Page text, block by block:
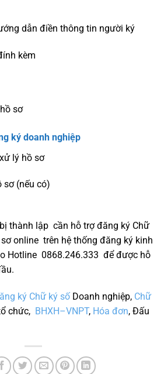
dẫn điền thông tin người ký
kèm
sơ
ký doanh nghiệp
lý hồ sơ
sơ (nếu có)
thành lập cần hỗ trợ đăng ký Chữ
online trên hệ thống đăng ký kinh
Hotline 0868.246.333 để được hỗ
ký Chữ ký số Doanh nghiệp, Chữ
chức, BHXH–VNPT, Hóa đơn, Đấu